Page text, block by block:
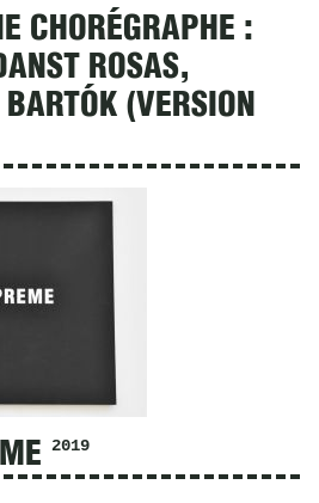
CHORÉGRAPHE :
ROSAS,
(VERSION
2019